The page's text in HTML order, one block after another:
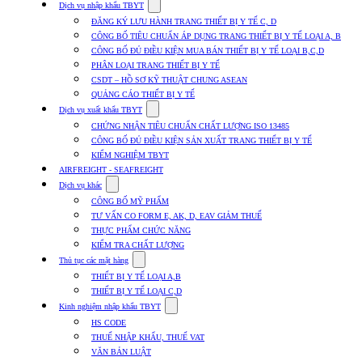
Dịch vụ nhập khẩu TBYT
submenu
for
Dịch
vụ
nhập
khẩu
TBYT
ĐĂNG KÝ LƯU HÀNH TRANG THIẾT BỊ Y TẾ C, D
CÔNG BỐ TIÊU CHUẨN ÁP DỤNG TRANG THIẾT BỊ Y TẾ LOẠI A, B
CÔNG BỐ ĐỦ ĐIỀU KIỆN MUA BÁN THIẾT BỊ Y TẾ LOẠI B,C,D
PHÂN LOẠI TRANG THIẾT BỊ Y TẾ
CSDT – HỒ SƠ KỸ THUẬT CHUNG ASEAN
QUẢNG CÁO THIẾT BỊ Y TẾ
Dịch vụ xuất khẩu TBYT
submenu
for
Dịch
vụ
xuất
TBYT
CHỨNG NHẬN TIÊU CHUẨN CHẤT LƯỢNG ISO 13485
CÔNG BỐ ĐỦ ĐIỀU KIỆN SẢN XUẤT TRANG THIẾT BỊ Y TẾ
KIỂM NGHIỆM TBYT
AIRFREIGHT - SEAFREIGHT
Dịch vụ khác
submenu
for
Dịch
vụ
khác
CÔNG BỐ MỸ PHẨM
TƯ VẤN CO FORM E, AK, D, EAV GIẢM THUẾ
THỰC PHẨM CHỨC NĂNG
KIỂM TRA CHẤT LƯỢNG
Thủ tục các mặt hàng
submenu
for
Thủ
tục
mặt
hàng
THIẾT BỊ Y TẾ LOẠI A,B
THIẾT BỊ Y TẾ LOẠI C,D
Kinh nghiệm nhập khẩu TBYT
submenu
Kinh
HS CODE
THUẾ NHẬP KHẨU, THUẾ VAT
VĂN BẢN LUẬT